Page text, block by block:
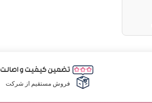
تضمین کیفیت و اصالت
فروش مستقیم از شرکت